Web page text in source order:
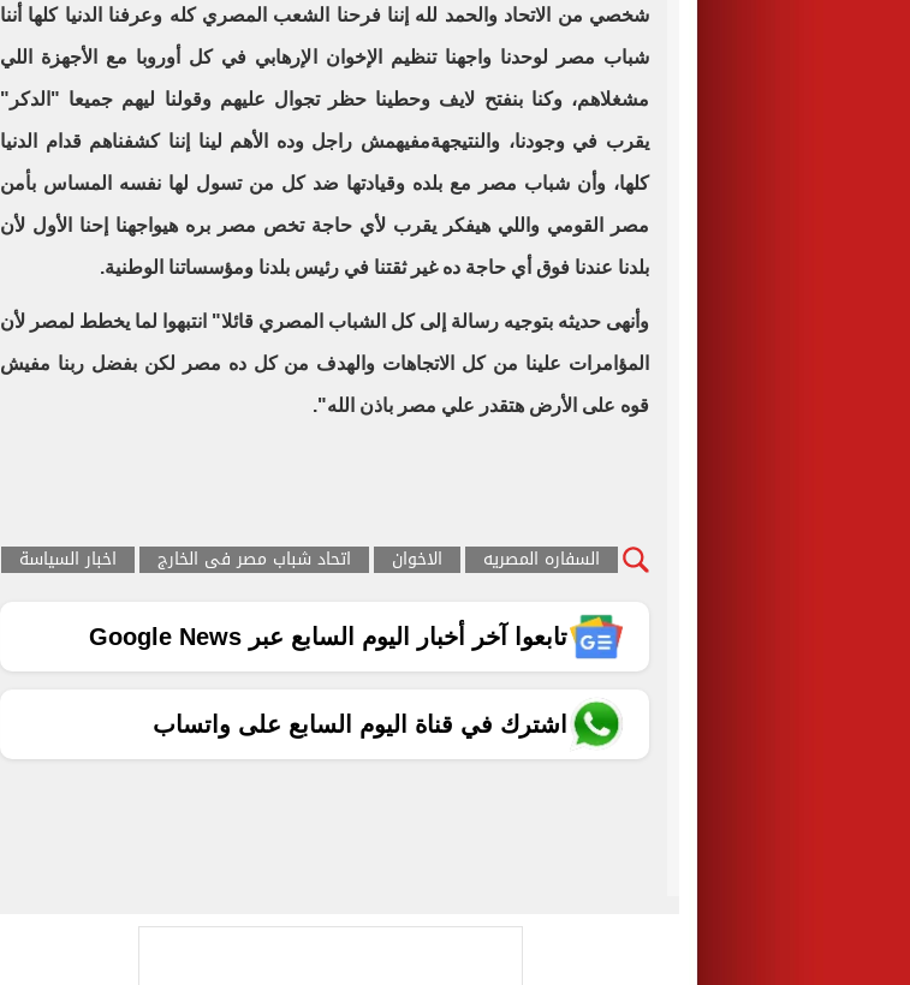
شخصي من الاتحاد والحمد لله إننا فرحنا الشعب المصري كله وعرفنا الدنيا كلها أننا
شباب مصر لوحدنا واجهنا تنظيم الإخوان الإرهابي في كل أوروبا مع الأجهزة اللي
مشغلاهم، وكنا بنفتح لايف وحطينا حظر تجوال عليهم وقولنا ليهم جميعا "الدكر"
يقرب في وجودنا، والنتيجهةمفيهمش راجل وده الأهم لينا إننا كشفناهم قدام الدنيا
كلها، وأن شباب مصر مع بلده وقيادتها ضد كل من تسول لها نفسه المساس بأمن
مصر القومي واللي هيفكر يقرب لأي حاجة تخص مصر بره هيواجهنا إحنا الأول لأن
بلدنا عندنا فوق أي حاجة ده غير ثقتنا في رئيس بلدنا ومؤسساتنا الوطنية.
وأنهى حديثه بتوجيه رسالة إلى كل الشباب المصري قائلا" انتبهوا لما يخطط لمصر لأن
المؤامرات علينا من كل الاتجاهات والهدف من كل ده مصر لكن بفضل ربنا مفيش
قوه على الأرض هتقدر علي مصر باذن الله".
السفاره المصريه الاخوان اتحاد شباب مصر فى الخارج اخبار السياسة
تابعوا آخر أخبار اليوم السابع عبر Google News
اشترك في قناة اليوم السابع على واتساب